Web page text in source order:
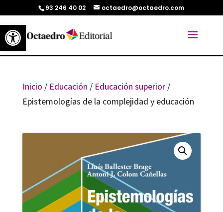
Abrir barra de herramientas
93 246 40 02 octaedro@octaedro.com
Inicio / Educación / Educación superior/
Epistemologías de la complejidad y educación